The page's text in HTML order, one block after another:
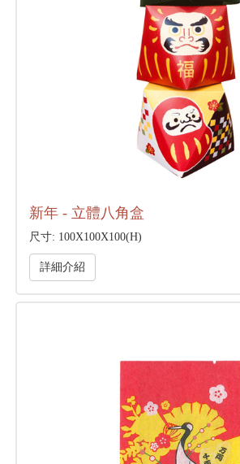
新年 - 立體八角盒
尺寸: 100X100X100(H)
詳細介紹